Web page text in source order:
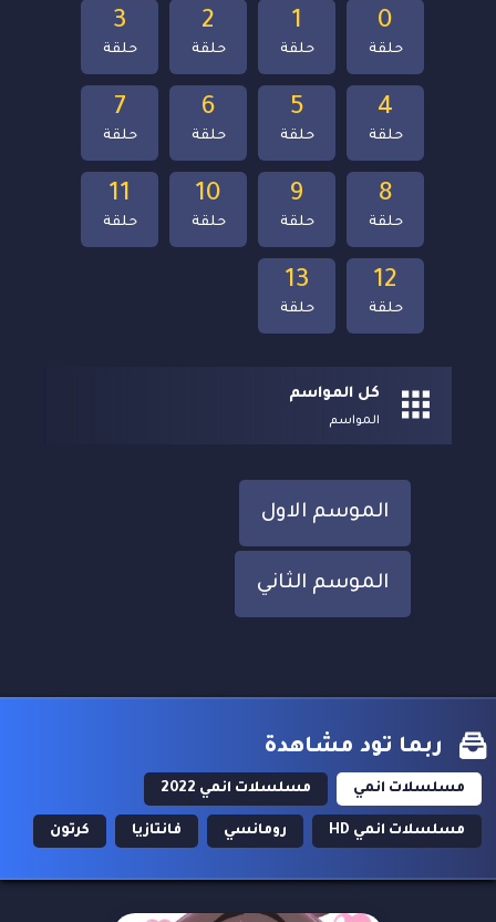
13
حلقة
12
حلقة
11
حلقة
10
حلقة
9
حلقة
8
حلقة
7
حلقة
6
حلقة
5
حلقة
4
حلقة
3
حلقة
2
حلقة
1
حلقة
0
حلقة
كل المواسم
المواسم
الموسم الاول
الموسم الثاني
ربما تود مشاهدة
مسلسلات انمي مسلسلات انمي 2022
مسلسلات انمي HD رومانسي فانتازيا كرتون